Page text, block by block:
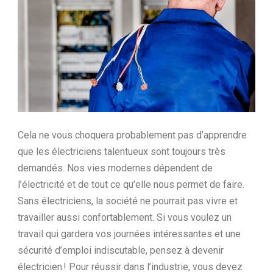
Cela ne vous choquera probablement pas d’apprendre
que les électriciens talentueux sont toujours très
demandés. Nos vies modernes dépendent de
l’électricité et de tout ce qu’elle nous permet de faire.
Sans électriciens, la société ne pourrait pas vivre et
travailler aussi confortablement. Si vous voulez un
travail qui gardera vos journées intéressantes et une
sécurité d’emploi indiscutable, pensez à devenir
électricien ! Pour réussir dans l’industrie, vous devez